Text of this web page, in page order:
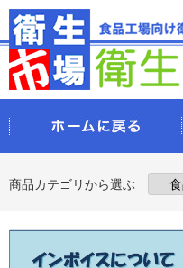
商品カテゴリから選ぶ